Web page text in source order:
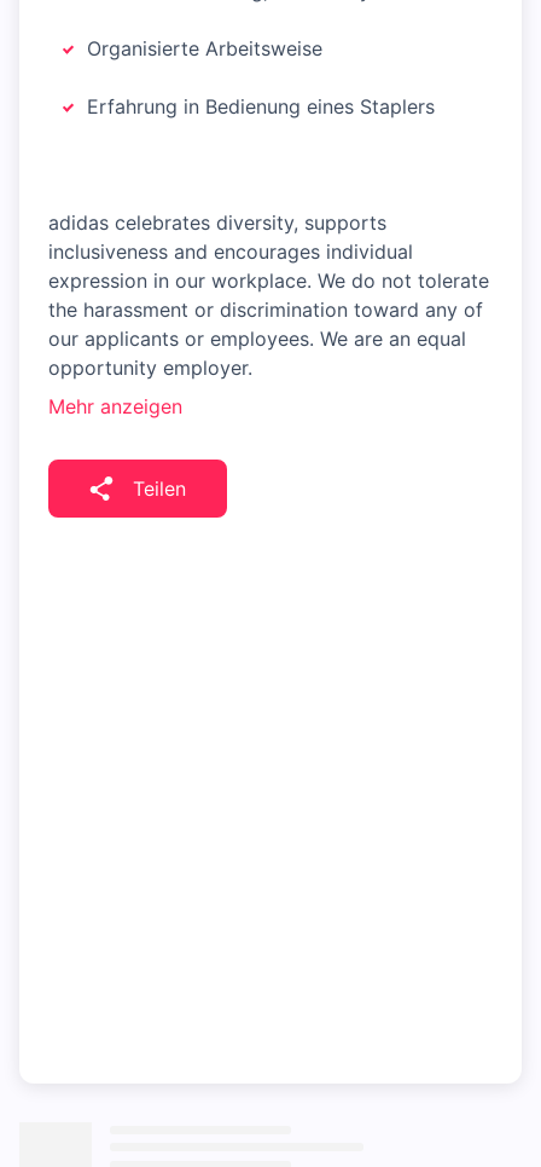
Organisierte Arbeitsweise
Erfahrung in Bedienung eines Staplers
adidas celebrates diversity, supports
inclusiveness and encourages individual
expression in our workplace. We do not tolerate
the harassment or discrimination toward any of
our applicants or employees. We are an equal
opportunity employer.
Mehr anzeigen
Teilen